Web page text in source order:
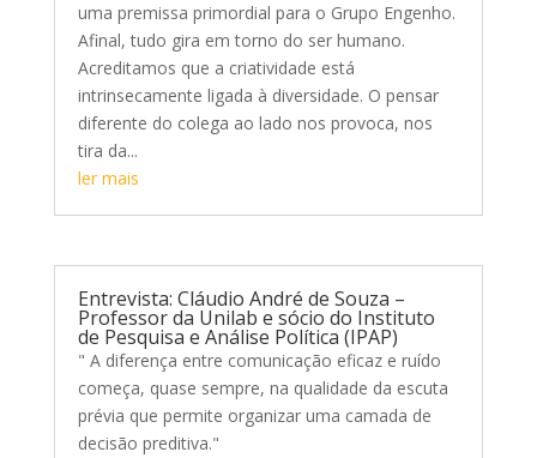
uma premissa primordial para o Grupo Engenho.
Afinal, tudo gira em torno do ser humano.
Acreditamos que a criatividade está
intrinsecamente ligada à diversidade. O pensar
diferente do colega ao lado nos provoca, nos
tira da...
ler mais
Entrevista: Cláudio André de Souza –
Professor da Unilab e sócio do Instituto
de Pesquisa e Análise Política (IPAP)
" A diferença entre comunicação eficaz e ruído
começa, quase sempre, na qualidade da escuta
prévia que permite organizar uma camada de
decisão preditiva."